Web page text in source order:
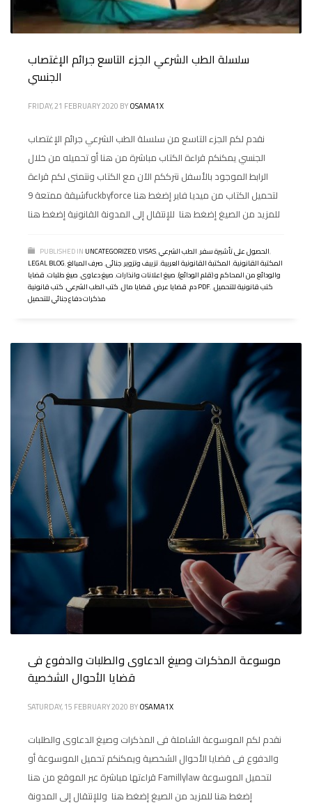
سلسلة الطب الشرعي الجزء التاسع جرائم الإغتصاب
الجنسي
FRIDAY, 21 FEBRUARY 2020 BYOSAMA1X
نقدم لكم الجزء التاسع من سلسلة الطب الشرعي جرائم الإغتصاب
الجنسي يمكنكم قراءة الكتاب مباشرة من هنا أو تحميله من خلال
الرابط الموجود بالأسفل نترككم الآن مع الكتاب ونتمنى لكم قراءة
شيقة ممتعة 9fuckbyforce لتحميل الكتاب من ميديا فاير إضغط هنا
للمزيد من الصيغ إضغط هنا للإنتقال إلى المدونة القانونية إضغط هنا
PUBLISHED IN UNCATEGORIZED,VISAS, الحصول على تأشيرة سفر,الطب الشرعي
,
LEGAL BLOG, المكتبة القانونية,المكتبة القانونية العربية,تزييف وتزوير,جنائى,صرف المبالغ
والودائع من المحاكم و (قلم الودائع),صيغ اعلانات وانذارات,صيغ دعاوى,صيغ طلبات,قضايا
دم,قضايا عرض,قضايا مال,كتب الطب الشرعي, كتب قانونية PDF, كتب قانونية للتحميل,
مذكرات دفاع جنائي للتحميل
موسوعة المذكرات وصيغ الدعاوى والطلبات والدفوع فى
قضايا الأحوال الشخصية
SATURDAY, 15 FEBRUARY 2020 BYOSAMA1X
نقدم لكم الموسوعة الشاملة فى المذكرات وصيغ الدعاوى والطلبات
والدفوع فى قضايا الأحوال الشخصية ويمكنكم تحميل الموسوعة أو
قراءتها مباشرة عبر الموقع من هنا Famillylaw لتحميل الموسوعة
إضغط هنا للمزيد من الصيغ إضغط هنا وللإنتقال إلى المدونة